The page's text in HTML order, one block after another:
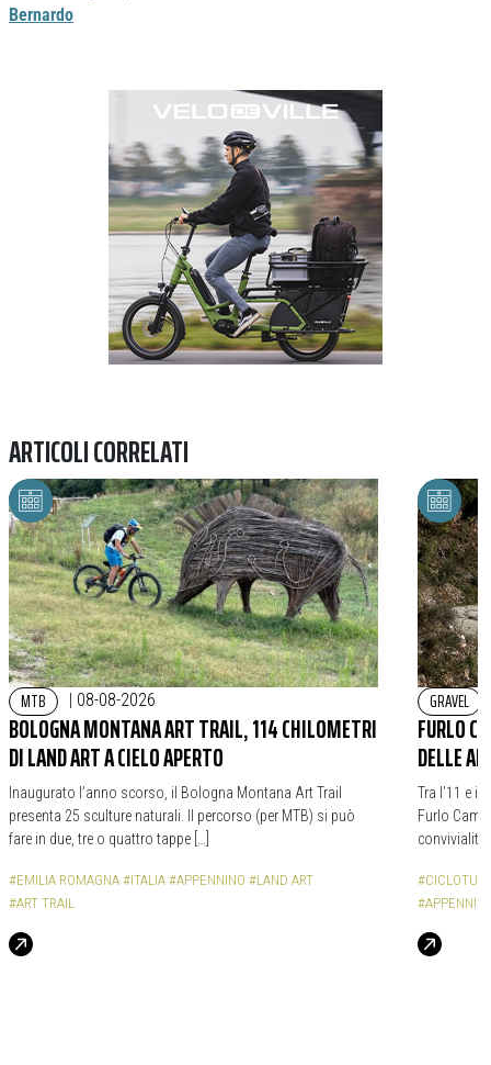
Bernardo
ARTICOLI CORRELATI
MTB | 08-08-2026
BOLOGNA MONTANA ART TRAIL, 114 CHILOMETRI
DI LAND ART A CIELO APERTO
Inaugurato l’anno scorso, il Bologna Montana Art Trail
presenta 25 sculture naturali. Il percorso (per MTB) si può
fare in due, tre o quattro tappe […]
#EMILIA ROMAGNA #ITALIA #APPENNINO #LAND ART
#ART TRAIL
GRAVEL
FURLO
DELLE
Tra l’11 e il
Furlo
convivialità